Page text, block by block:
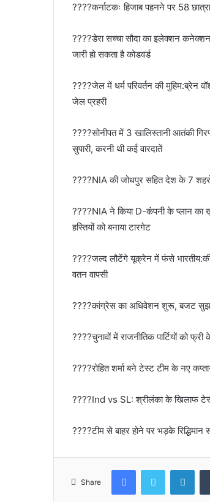
????कर्नाटकः हिजाब पहनने पर 58
????डेरा सच्चा सौदा का इलेक्शन
जारी हो सकता है कोडवर्ड
????जेल में धर्म परिवर्तन की मुहिम:ब्रेन
जेल प्रहरी
????सोनीपत में 3 खालिस्तानी आतंकी
सुपारी, करनी थी कई वारदातें
????NIA की जोधपुर सहित देश के 7
????NIA ने किया D-कंपनी के प्लान का
हस्तियों को बनाया टारगेट
????जल्द लौटेंगे यूक्रेन में फंसे
वतन वापसी
????कांग्रेस का अधिवेशन शुरू, बजट
????चुनावों में राजनीतिक पार्टियों को
????रोहित शर्मा बने टेस्ट टीम के नए
????Ind vs SL: श्रीलंका के खिलाफ
????टीम से बाहर होने पर भड़के रिद्धिमान
Share
FacebookTwitter